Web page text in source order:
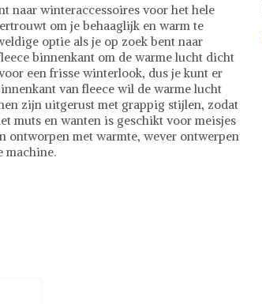
naar winteraccessoires voor het hele
om je behaaglijk en warm te
optie als je op zoek bent naar
binnenkant om de warme lucht dicht
een frisse winterlook, dus je kunt er
van fleece wil de warme lucht
zijn uitgerust met grappig stijlen, zodat
muts en wanten is geschikt voor meisjes
ontworpen met warmte, wever ontwerpen
machine.